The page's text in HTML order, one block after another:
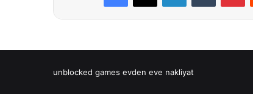
unblocked games evden eve nakliyat